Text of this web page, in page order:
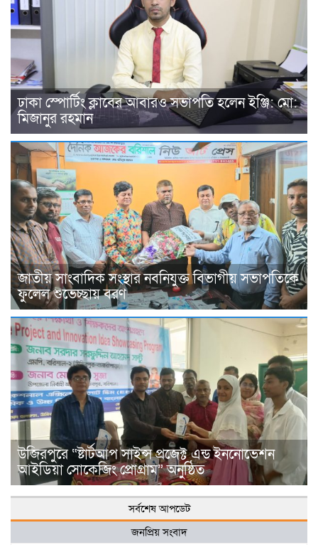
ঢাকা স্পোর্টিং ক্লাবের আবারও সভাপতি হলেন ইঞ্জি: মো:
মিজানুর রহমান
জাতীয় সাংবাদিক সংস্থার নবনিযুক্ত বিভাগীয় সভাপতিকে
ফুলেল শুভেচ্ছায় বরণ
উজিরপুরে “ষ্টার্টআপ সাইন্স প্রজেক্ট এন্ড ইননোভেশন
আইডিয়া সোকেজিং প্রোগ্রাম” অনুষ্ঠিত
সর্বশেষ আপডেট
জনপ্রিয় সংবাদ